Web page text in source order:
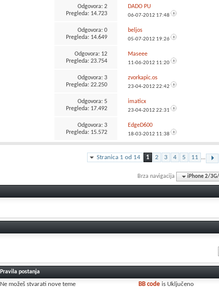
Odgovora: 2
Pregleda: 14.723
DADO PU
06-07-2012 17:48
Odgovora: 0
Pregleda: 14.649
beljos
05-07-2012 19:26
Odgovora: 12
Pregleda: 23.754
Maseee
11-06-2012 11:20
Odgovora: 3
Pregleda: 22.250
zvorkapic.os
23-04-2012 22:42
Odgovora: 5
Pregleda: 17.492
imaticx
23-04-2012 22:31
Odgovora: 3
Pregleda: 15.572
EdgeD600
18-03-2012 11:38
Stranica 1 od 14 1 2 3 4 5 11 ...
Brza navigacija iPhone 2/3G/
Pravila postanja
Ne možeš stvarati nove teme BB code isUključeno